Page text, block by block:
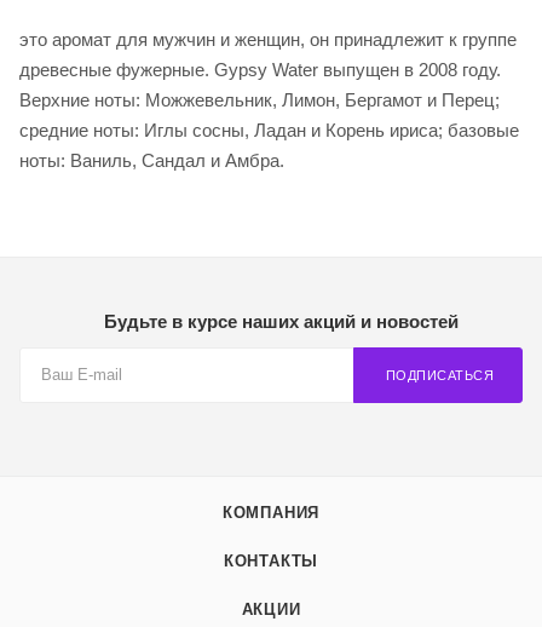
это аромат для мужчин и женщин, он принадлежит к группе
древесные фужерные. Gypsy Water выпущен в 2008 году.
Верхние ноты: Можжевельник, Лимон, Бергамот и Перец;
средние ноты: Иглы сосны, Ладан и Корень ириса; базовые
ноты: Ваниль, Сандал и Амбра.
Будьте в курсе наших акций и новостей
ПОДПИСАТЬСЯ
КОМПАНИЯ
КОНТАКТЫ
АКЦИИ